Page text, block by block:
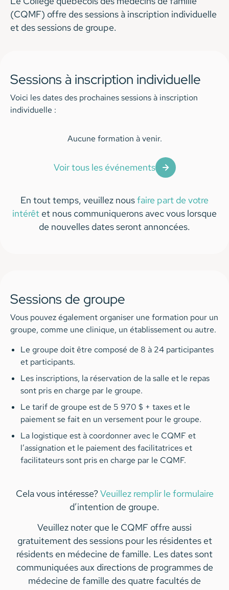
(CQMF) offre des sessions à inscription individuelle
et des sessions de groupe.
Sessions à inscription individuelle
Voici les dates des prochaines sessions à inscription
individuelle :
Aucune formation à venir.
Voir tous les événements
En tout temps, veuillez nousfaire part de votre
intérêt et nous communiquerons avec vous lorsque
de nouvelles dates seront annoncées.
Sessions de groupe
Vous pouvez également organiser une formation pour un
groupe, comme une clinique, un établissement ou autre.
Le groupe doit être composé de 8 à 24 participantes
et participants.
Les inscriptions, la réservation de la salle et le repas
sont pris en charge par le groupe.
Le tarif de groupe est de 5 970 $ + taxes et le
paiement se fait en un versement pour le groupe.
La logistique est à coordonner avec le CQMF et
l’assignation et le paiement des facilitatrices et
facilitateurs sont pris en charge par le CQMF.
Cela vous intéresse?Veuillez remplir le formulaire
d’intention de groupe.
Veuillez noter que le CQMF offre aussi
gratuitement des sessions pour les résidentes et
résidents en médecine de famille. Les dates sont
communiquées aux directions de programmes de
médecine de famille des quatre facultés de